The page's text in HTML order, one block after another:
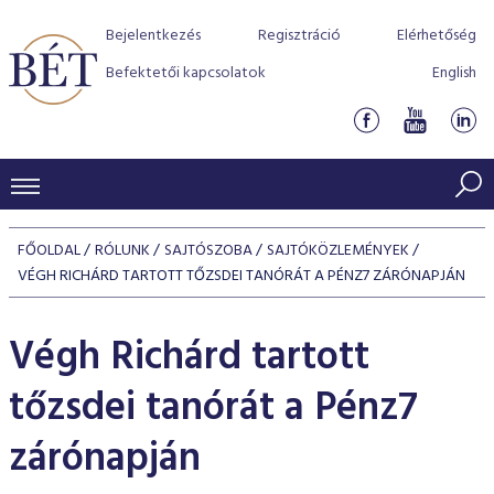
Bejelentkezés Regisztráció
Elérhetőség
Befektetői kapcsolatok
English
KERESKEDÉSI ADATOK
INDEXEK
Kötvényindexek
Jelzáloglevél indexek
Vállalati kötvény indexek
Kedvenc instrumentumok
Azonnali Piac
Részvények
Származékos piac
BEFEKTETŐK
Termékcsoportok
Indexek
Részvény szekció
Hitelpapír szekció
Szabályozás
BÉT szabályzatok
Befektetővédelem
Alkalmazott díjstruktúra
Elszámolás
KIBOCSÁTÓK
Részvény és vállalati kötvény tőzsdei bevezetését
program
BÉT Xtend - Részvénypiac egyszerűen
TŐZSDETAGOK
Tőzsdetagok, üzletkötők
VENDOROK
FŐOLDAL RÓLUNK SAJTÓSZOBA SAJTÓKÖZLEMÉNYEK
VÉGH RICHÁRD TARTOTT TŐZSDEI TANÓRÁT A PÉNZ7 ZÁRÓNAPJÁN
Végh Richárd tartott
tőzsdei tanórát a Pénz7
zárónapján